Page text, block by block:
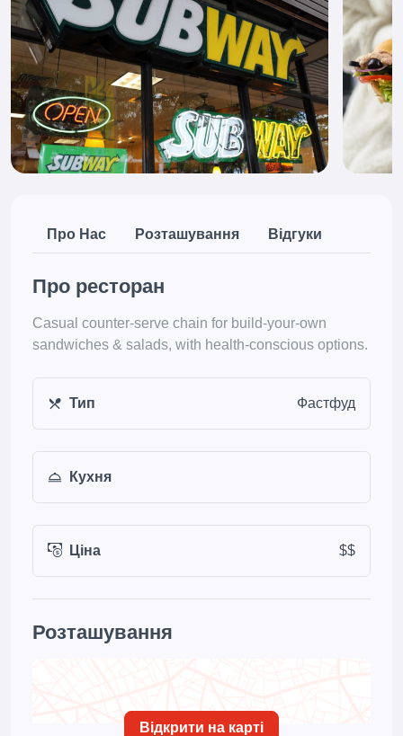
Про Нас Розташування Відгуки
Про ресторан
Casual counter-serve chain for build-your-own
sandwiches & salads, with health-conscious options.
Тип Фастфуд
Кухня
Ціна $$
Розташування
Відкрити на карті